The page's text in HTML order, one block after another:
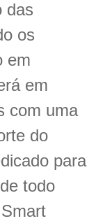
das
os
em
em
com uma
do
para
todo